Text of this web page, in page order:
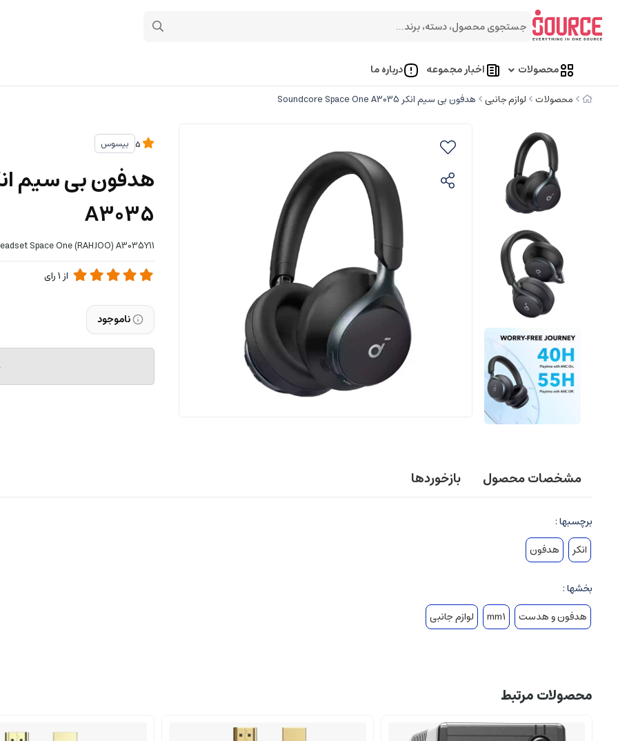
محصولات اخبار مجموعه درباره ما
محصولات لوازم جانبی هدفون بی سیم انکر Soundcore Space One A3035
بیسوس
A3035
Space One (RAHJOO) A3035Y11
از1رای
ناموجود
مشخصات محصول بازخوردها
برچسبها :
انکر
هدفون
بخشها :
هدفون و هدست
mm1 لوازم جانبی
محصولات مرتبط